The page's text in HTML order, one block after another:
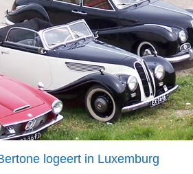
logeert in Luxemburg